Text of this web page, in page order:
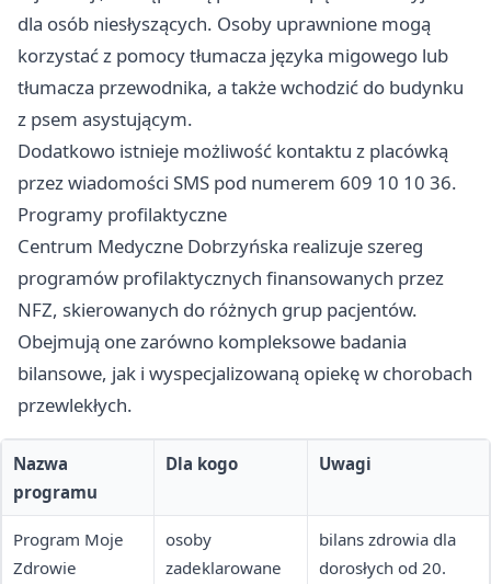
dla osób niesłyszących. Osoby uprawnione mogą
korzystać z pomocy tłumacza języka migowego lub
tłumacza przewodnika, a także wchodzić do budynku
z psem asystującym.
Dodatkowo istnieje możliwość kontaktu z placówką
przez wiadomości SMS pod numerem 609 10 10 36.
Programy profilaktyczne
Centrum Medyczne Dobrzyńska realizuje szereg
programów profilaktycznych finansowanych przez
NFZ, skierowanych do różnych grup pacjentów.
Obejmują one zarówno kompleksowe badania
bilansowe, jak i wyspecjalizowaną opiekę w chorobach
przewlekłych.
Nazwa
programu
Dla kogo Uwagi
Program Moje
Zdrowie
osoby
zadeklarowane
bilans zdrowia dla
dorosłych od 20.